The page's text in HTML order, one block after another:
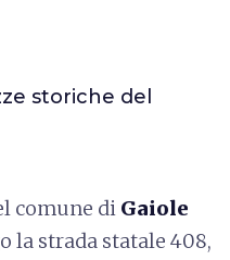
storiche del
comune di Gaiole
la strada statale 408,